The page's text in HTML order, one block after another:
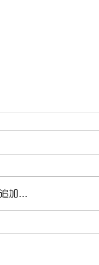
分岐点が甘すぎた
加…